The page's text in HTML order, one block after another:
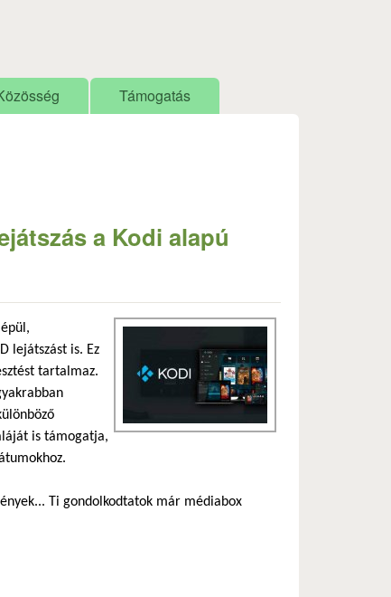
Támogatás
a Kodi alapú
lejátszást is. Ez
tartalmaz.
is támogatja,
Ti gondolkodtatok már médiabox